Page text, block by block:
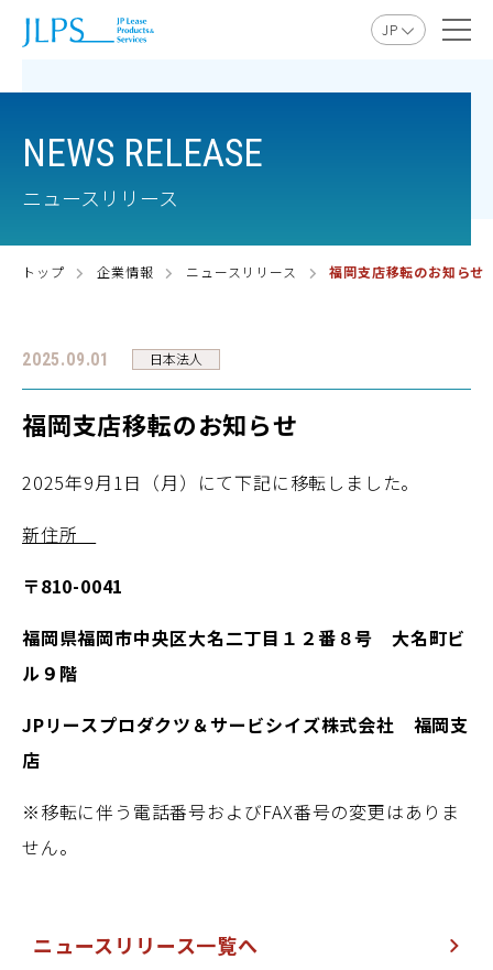
JP
NEWS RELEASE
ニュースリリース
トップ 企業情報 ニュースリリース 福岡支店移転のお知らせ
2025.09.01 日本法人
福岡支店移転のお知らせ
2025年9月1日（月）にて下記に移転しました。
新住所
〒810-0041
福岡県福岡市中央区大名二丁目１２番８号 大名町ビ
ル９階
JPリースプロダクツ＆サービシイズ株式会社 福岡支
店
※移転に伴う電話番号およびFAX番号の変更はありま
せん。
ニュースリリース一覧へ